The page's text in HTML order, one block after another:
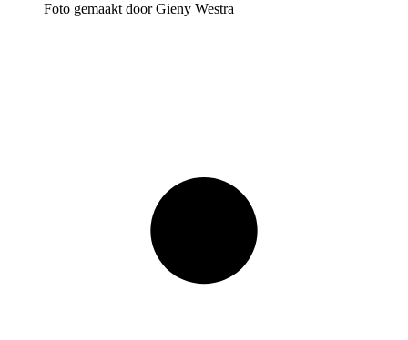
Foto gemaakt door Gieny Westra